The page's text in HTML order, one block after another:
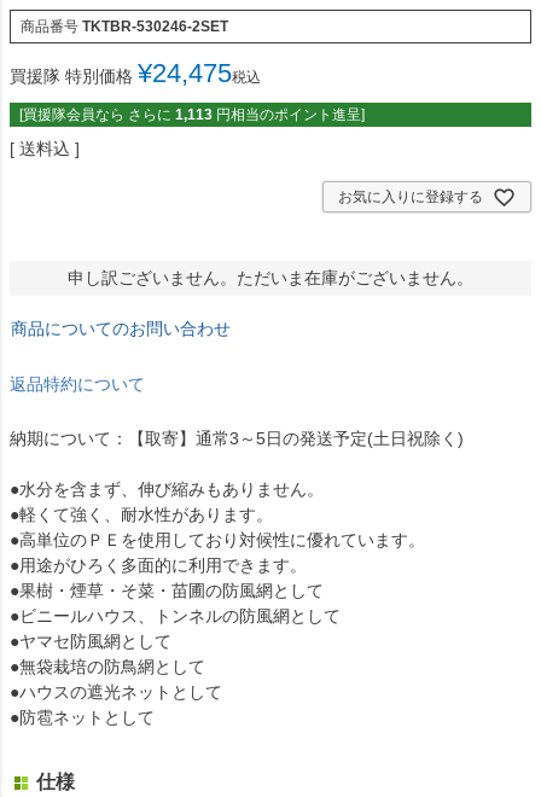
商品番号 TKTBR-530246-2SET
買援隊 特別価格 ¥24,475税込
[買援隊会員なら さらに 1,113 円相当のポイント進呈]
送料込
お気に入りに登録する
申し訳ございません。ただいま在庫がございません。
商品についてのお問い合わせ
返品特約について
納期について：【取寄】通常3～5日の発送予定(土日祝除く)
●水分を含まず、伸び縮みもありません。
●軽くて強く、耐水性があります。
●高単位のＰＥを使用しており対候性に優れています。
●用途がひろく多面的に利用できます。
●果樹・煙草・そ菜・苗圃の防風網として
●ビニールハウス、トンネルの防風網として
●ヤマセ防風網として
●無袋栽培の防鳥網として
●ハウスの遮光ネットとして
●防雹ネットとして
仕様